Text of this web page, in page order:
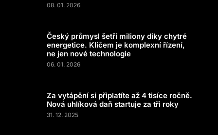
08. 01. 2026
Český průmysl šetří miliony díky chytré
energetice. Klíčem je komplexní řízení,
ne jen nové technologie
06. 01. 2026
Za vytápění si připlatíte až 4 tisíce ročně.
Nová uhlíková daň startuje za tři roky
31. 12. 2025